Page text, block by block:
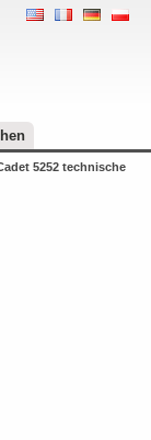
5252 technische